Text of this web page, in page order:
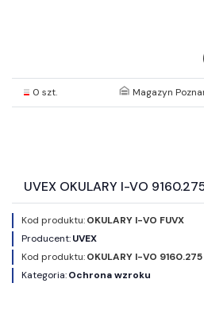
0 szt. Magazyn
UVEX OKULARY I-VO
Kod produktu:OKULARY I-VO FUVX
Producent:UVEX
Kod produktu:OKULARY I-VO 9160.275
Kategoria:Ochrona wzroku